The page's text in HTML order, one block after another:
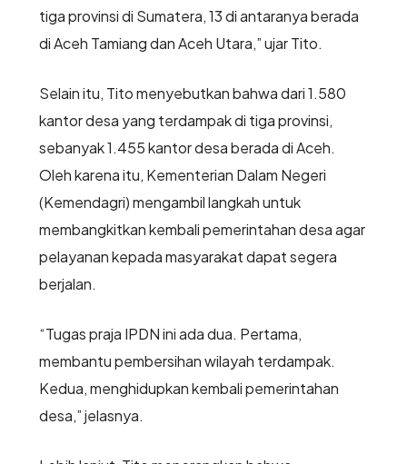
tiga provinsi di Sumatera, 13 di antaranya berada
di Aceh Tamiang dan Aceh Utara,” ujar Tito.
Selain itu, Tito menyebutkan bahwa dari 1.580
kantor desa yang terdampak di tiga provinsi,
sebanyak 1.455 kantor desa berada di Aceh.
Oleh karena itu, Kementerian Dalam Negeri
(Kemendagri) mengambil langkah untuk
membangkitkan kembali pemerintahan desa agar
pelayanan kepada masyarakat dapat segera
berjalan.
“Tugas praja IPDN ini ada dua. Pertama,
membantu pembersihan wilayah terdampak.
Kedua, menghidupkan kembali pemerintahan
desa,” jelasnya.